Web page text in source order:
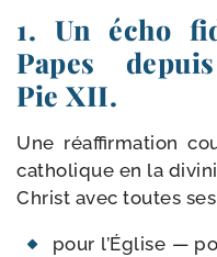
1. Un écho
Papes
Pie XII.
Une réaf­fir­ma­tion
catho­lique en la
Christ avec toutes
pour l’Église —